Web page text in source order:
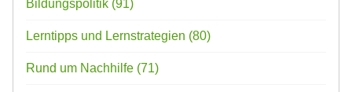
Bildungspolitik (91)
Lerntipps und Lernstrategien (80)
Rund um Nachhilfe (71)